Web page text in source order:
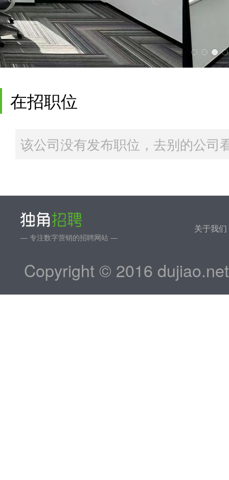
在招职位
该公司没有发布职位，去别的公司
— 专注数字营销的招聘网站 —
关于我们
Copyright © 2016